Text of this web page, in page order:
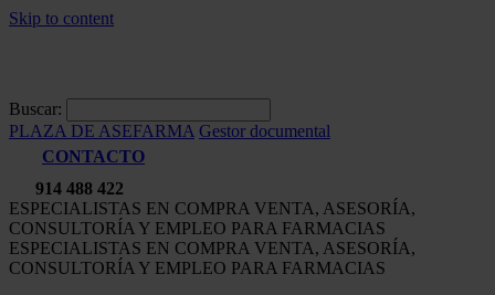
Skip to content
Buscar:
PLAZA DE ASEFARMA Gestor documental
CONTACTO
914 488 422
ESPECIALISTAS EN COMPRA VENTA, ASESORÍA,
CONSULTORÍA Y EMPLEO PARA FARMACIAS
ESPECIALISTAS EN COMPRA VENTA, ASESORÍA,
CONSULTORÍA Y EMPLEO PARA FARMACIAS